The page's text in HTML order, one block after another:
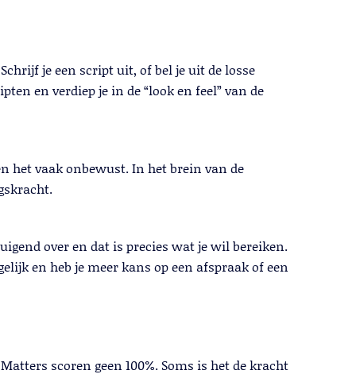
Schrijf je een script uit, of bel je uit de losse
en verdiep je in de “look en feel” van de
het vaak onbewust. In het brein van de
over en dat is precies wat je wil bereiken.
en heb je meer kans op een afspraak of een
scoren geen 100%. Soms is het de kracht